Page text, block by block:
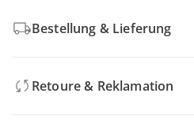
Bestellung & Lieferung
Retoure & Reklamation